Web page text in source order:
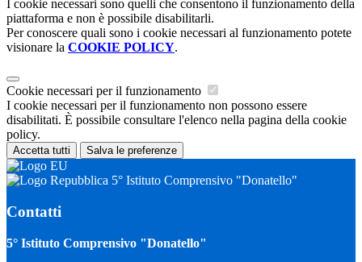
I cookie necessari sono quelli che consentono il funzionamento della
piattaforma e non è possibile disabilitarli.
Per conoscere quali sono i cookie necessari al funzionamento potete
visionare la COOKIE POLICY.
Cookie necessari per il funzionamento
I cookie necessari per il funzionamento non possono essere
disabilitati. È possibile consultare l'elenco nella pagina della cookie
policy.
Accetta tutti Salva le preferenze
5° Istituto Comprensivo "Donatello"
Contatti
5° Istituto Comprensivo "Donatello"